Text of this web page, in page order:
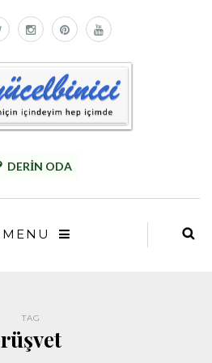
DERİN ODA
MENU
TAG
rüşvet